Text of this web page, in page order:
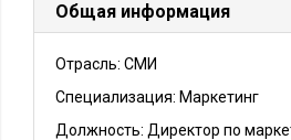
Общая информация
Отрасль: СМИ
Специализация: Маркетинг
Должность: Директор по